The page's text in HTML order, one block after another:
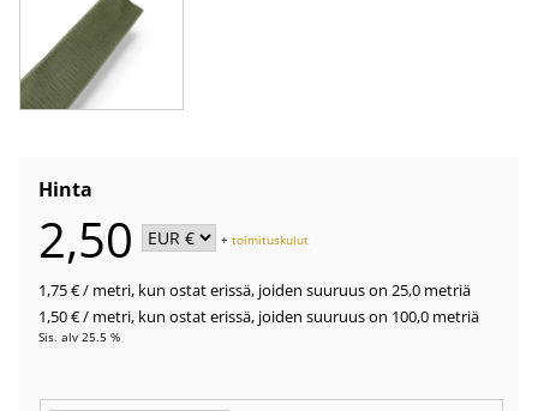
Hinta
2,50 +toimituskulut
1,75 €/ metri, kun ostat erissä, joiden suuruus on 25,0 metriä
1,50 €/ metri, kun ostat erissä, joiden suuruus on 100,0 metriä
Sis. alv 25.5 %